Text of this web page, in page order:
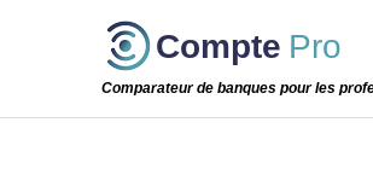
Compte Pro
Comparateur de banques pour les